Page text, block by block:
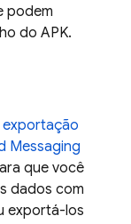
podem
do APK.
exportação
Messaging
que você
dados com
exportá-los